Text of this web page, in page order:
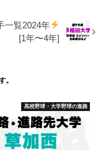
一覧2024年
[1年〜4年]
。
高校野球・大学野球の進路